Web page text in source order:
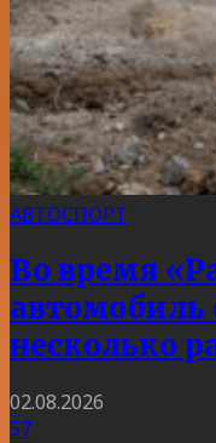
АВТОСПОРТ
Во время
автомобиль
несколько
02.08.2026
57